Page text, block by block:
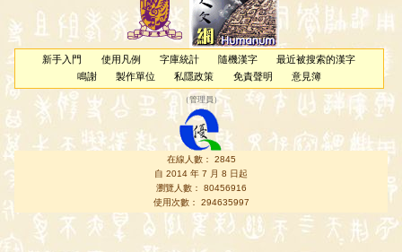
新手入門 使用凡例 字庫統計 隨機漢字
最近被搜索的漢字
鳴謝
製作單位 私隱政策 免責聲明 意見簿
（管理員 ）
在線人數： 2845
自 2014 年 7 月 8 日起
瀏覽人數： 80456916
使用次數： 294635997